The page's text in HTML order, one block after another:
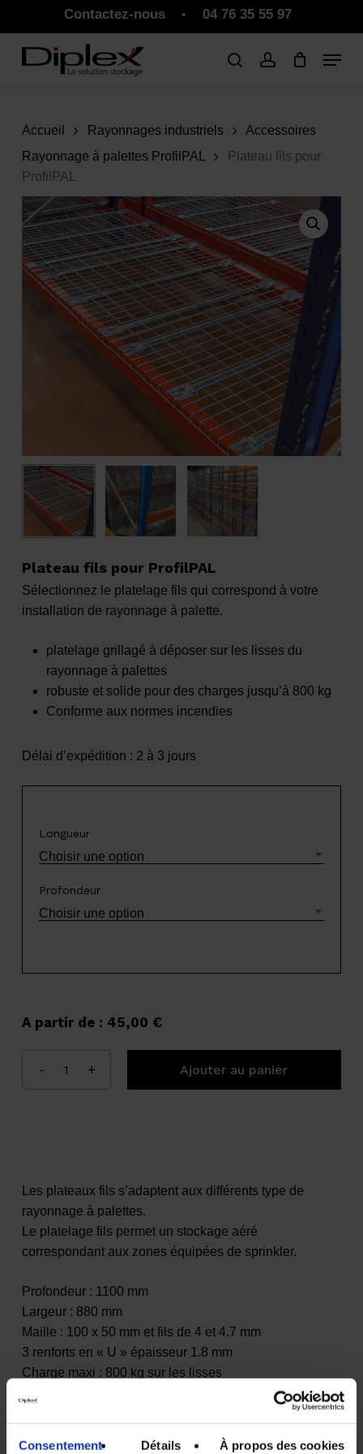
Consentement Détails À propos des cookies
main
content
Contactez-nous • 04 76 35 55 97
Panier Close
Accueil Rayonnages industriels
Accessoires
Rayonnage à palettes ProfilPAL
Plateau fils pour
ProfilPAL
Plateau fils pour ProfilPAL
Sélectionnez le platelage fils qui correspond à votre
installation de rayonnage à palette.
platelage grillagé à déposer sur les lisses du
rayonnage à palettes
robuste et solide pour des charges jusqu’à 800 kg
Conforme aux normes incendies
Délai d’expédition : 2 à 3 jours
Longueur
Choisir une option
Profondeur
Choisir une option
A partir de : 45,00 €
Ajouter au panier
Les plateaux fils s’adaptent aux différents type de
rayonnage à palettes.
Le platelage fils permet un stockage aéré
correspondant aux zones équipées de sprinkler.
Profondeur : 1100 mm
Largeur : 880 mm
Maille : 100 x 50 mm et fils de 4 et 4.7 mm
3 renforts en « U » épaisseur 1.8 mm
Charge maxi : 800 kg sur les lisses
Menu